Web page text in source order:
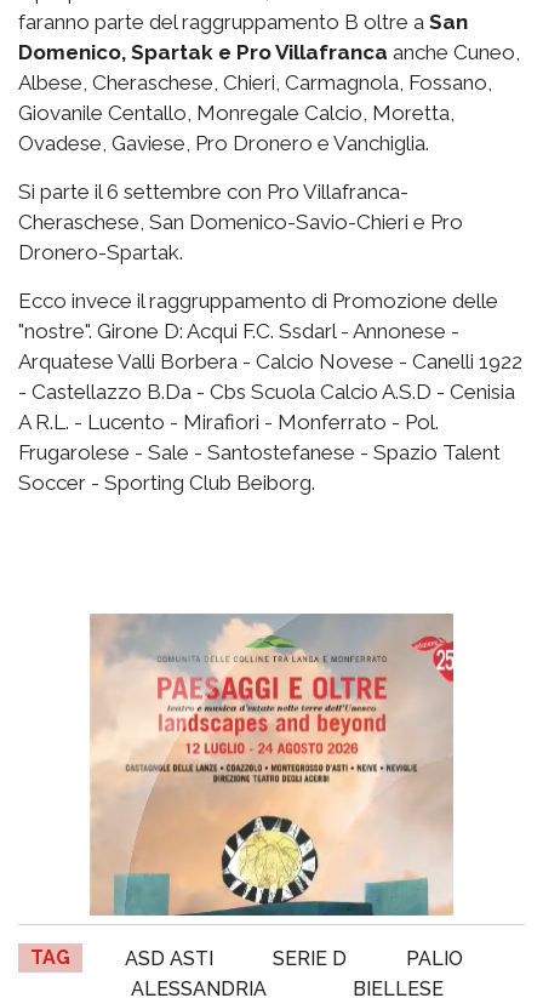
faranno parte del raggruppamento B oltre a San
Domenico, Spartak e Pro Villafranca anche Cuneo,
Albese, Cheraschese, Chieri, Carmagnola, Fossano,
Giovanile Centallo, Monregale Calcio, Moretta,
Ovadese, Gaviese, Pro Dronero e Vanchiglia.
Si parte il 6 settembre con Pro Villafranca-
Cheraschese, San Domenico-Savio-Chieri e Pro
Dronero-Spartak.
Ecco invece il raggruppamento di Promozione delle
"nostre". Girone D: Acqui F.C. Ssdarl - Annonese -
Arquatese Valli Borbera - Calcio Novese - Canelli 1922
- Castellazzo B.Da - Cbs Scuola Calcio A.S.D - Cenisia
A R.L. - Lucento - Mirafiori - Monferrato - Pol.
Frugarolese - Sale - Santostefanese - Spazio Talent
Soccer - Sporting Club Beiborg.
TAG ASD ASTI SERIE D
PALIO
ALESSANDRIA
BIELLESE